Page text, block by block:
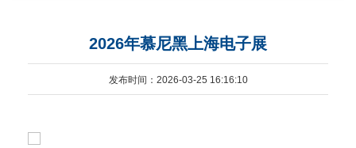
2026年慕尼黑上海电子展
发布时间：2026-03-25 16:16:10